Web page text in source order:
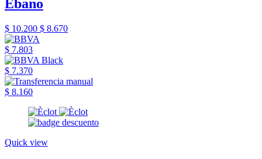
Èbano
$ 10.200 $ 8.670
$ 7.803
$ 7.370
$ 8.160
Quick view